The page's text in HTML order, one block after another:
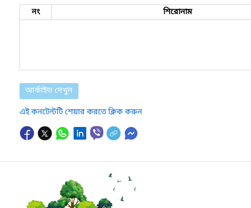
নং শিরোনাম
আর্কাইভ দেখুন
এই কনটেন্টটি শেয়ার করতে ক্লিক করুন